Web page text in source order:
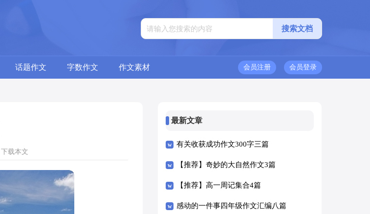
话题作文 字数作文 作文素材 会员登录
会员注册
下载本文
最新文章
有关收获成功作文300字三篇
【推荐】奇妙的大自然作文3篇
【推荐】高一周记集合4篇
感动的一件事四年级作文汇编八篇